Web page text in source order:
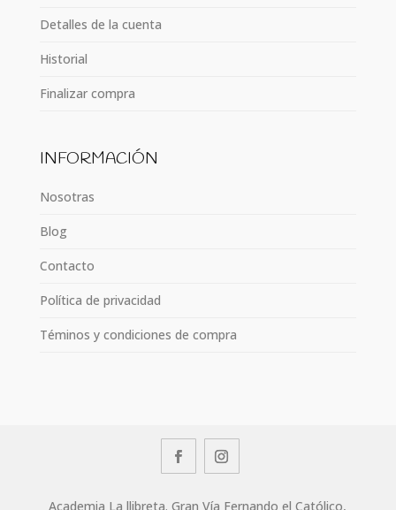
Detalles de la cuenta
Historial
Finalizar compra
INFORMACIÓN
Nosotras
Blog
Contacto
Política de privacidad
Téminos y condiciones de compra
Academia La llibreta. Gran Vía Fernando el Católico,